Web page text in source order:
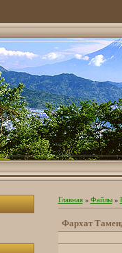
Главная» Файлы»
Фархат